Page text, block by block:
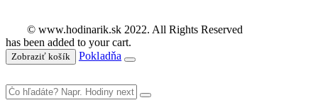
© www.hodinarik.sk 2022. All Rights Reserved
has been added to your cart.
Zobraziť košík Pokladňa